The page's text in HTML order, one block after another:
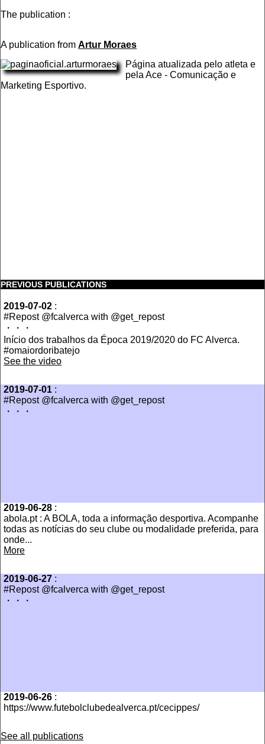
The publication :
A publication from Artur Moraes
Página atualizada pelo atleta e
pela Ace - Comunicação e
Marketing Esportivo.
PREVIOUS PUBLICATIONS
2019-07-02 :
#Repost @fcalverca with @get_repost
・・・
Início dos trabalhos da Época 2019/2020 do FC Alverca.
#omaiordoribatejo
See the video
2019-07-01 :
#Repost @fcalverca with @get_repost
・・・
2019-06-28 :
abola.pt : A BOLA, toda a informação desportiva. Acompanhe
todas as notícias do seu clube ou modalidade preferida, para
onde...
More
2019-06-27 :
#Repost @fcalverca with @get_repost
・・・
2019-06-26 :
https://www.futebolclubedealverca.pt/cecippes/
See all publications